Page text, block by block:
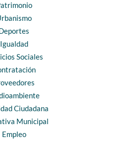
Igualdad
Sociales
Ciudadana
Municipal
Empleo